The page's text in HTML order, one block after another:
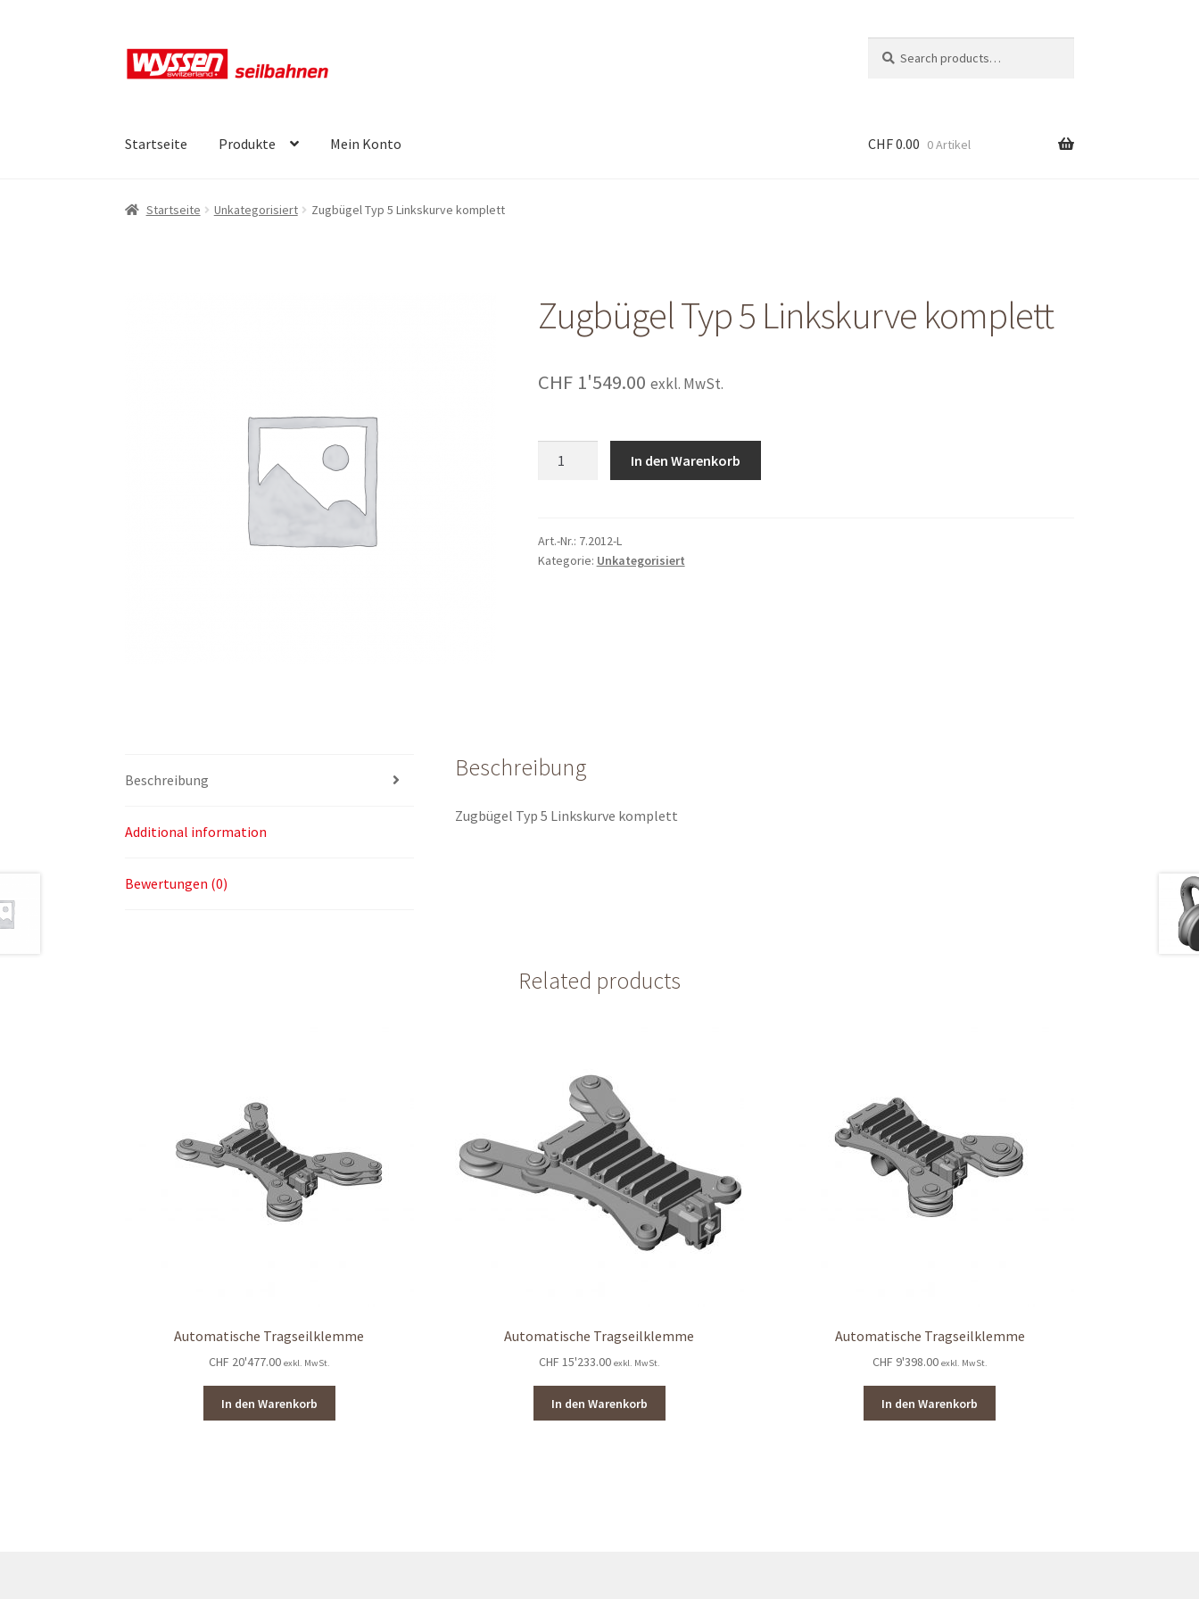
Zur
Navigation
Zum
Inhalt
nach:
Startseite Produkte Mein Konto
Start Kasse Kasse Mein Konto Mein Konto Mein Konto
CHF0.00 0 Artikel
Startseite Unkategorisiert Zugbügel Typ 5 Linkskurve komplett
Zugbügel Typ 5 Linkskurve komplett
CHF1'549.00 exkl. MwSt.
komplett
quantity
In den Warenkorb
Art.-Nr.: 7.2012-L
Kategorie: Unkategorisiert
Beschreibung
Additional information
Bewertungen (0)
Beschreibung
Zugbügel Typ 5 Linkskurve komplett
Related products
Automatische Tragseilklemme
CHF 20'477.00 exkl. MwSt.
In den Warenkorb
Automatische Tragseilklemme
CHF 15'233.00 exkl. MwSt.
In den Warenkorb
Automatische Tragseilklemme
CHF 9'398.00 exkl. MwSt.
In den Warenkorb